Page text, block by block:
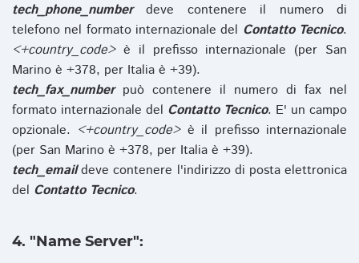
tech_phone_numberdeve contenere il numero di
telefono nel formato internazionale del Contatto Tecnico.
<+country_code>è il prefisso internazionale (per San
Marino è +378, per Italia è +39).
tech_fax_numberpuò contenere il numero di fax nel
formato internazionale del Contatto Tecnico. E' un campo
opzionale. <+country_code>è il prefisso internazionale
(per San Marino è +378, per Italia è +39).
tech_emaildeve contenere l'indirizzo di posta elettronica
del Contatto Tecnico.
4. "Name Server":